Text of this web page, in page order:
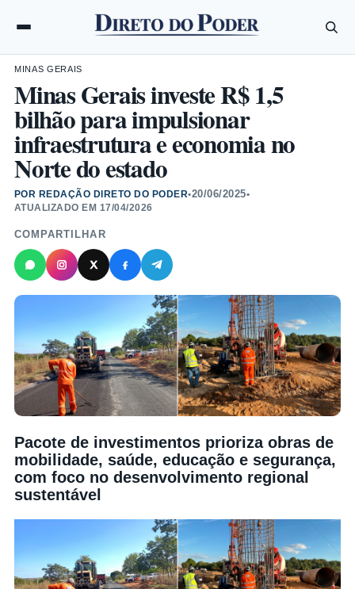
MINAS GERAIS
Minas Gerais investe R$ 1,5
bilhão para impulsionar
infraestrutura e economia no
Norte do estado
POR REDAÇÃO DIRETO DO PODER•20/06/2025•
ATUALIZADO EM 17/04/2026
COMPARTILHAR
Pacote de investimentos prioriza obras de
mobilidade, saúde, educação e segurança,
com foco no desenvolvimento regional
sustentável